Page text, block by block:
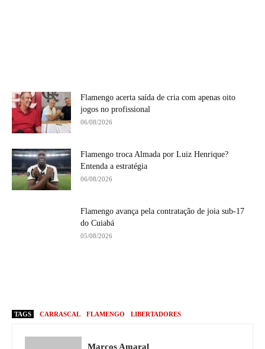
Flamengo acerta saída de cria com apenas oito
jogos no profissional
06/08/2026
Flamengo troca Almada por Luiz Henrique?
Entenda a estratégia
06/08/2026
Flamengo avança pela contratação de joia sub-17
do Cuiabá
05/08/2026
TAGS CARRASCAL FLAMENGO LIBERTADORES
Marcos Amaral